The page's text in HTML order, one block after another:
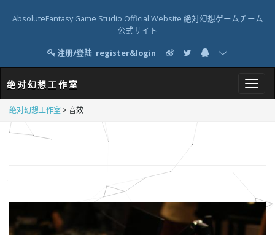
AbsoluteFantasy Game Studio Official Website 絶対幻想ゲームチーム
公式サイト
注册/登陆 register&login
g
绝对幻想工作室
绝对幻想工作室 >音效